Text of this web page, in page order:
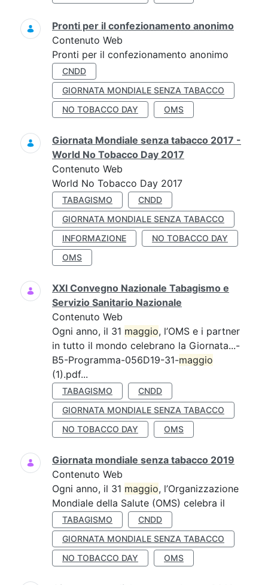
Pronti per il confezionamento anonimo
Contenuto Web
Pronti per il confezionamento anonimo
CNDD
GIORNATA MONDIALE SENZA TABACCO
NO TOBACCO DAY
OMS
Giornata Mondiale senza tabacco 2017 -
World No Tobacco Day 2017
Contenuto Web
World No Tobacco Day 2017
TABAGISMO
CNDD
GIORNATA MONDIALE SENZA TABACCO
INFORMAZIONE
NO TOBACCO DAY
OMS
XXI Convegno Nazionale Tabagismo e
Servizio Sanitario Nazionale
Contenuto Web
Ogni anno, il 31 maggio, l’OMS e i partner
in tutto il mondo celebrano la Giornata...-
B5-Programma-056D19-31-maggio
(1).pdf...
TABAGISMO
CNDD
GIORNATA MONDIALE SENZA TABACCO
NO TOBACCO DAY
OMS
Giornata mondiale senza tabacco 2019
Contenuto Web
Ogni anno, il 31 maggio, l’Organizzazione
Mondiale della Salute (OMS) celebra il
TABAGISMO
CNDD
GIORNATA MONDIALE SENZA TABACCO
NO TOBACCO DAY
OMS